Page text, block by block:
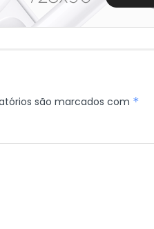
são marcados com *